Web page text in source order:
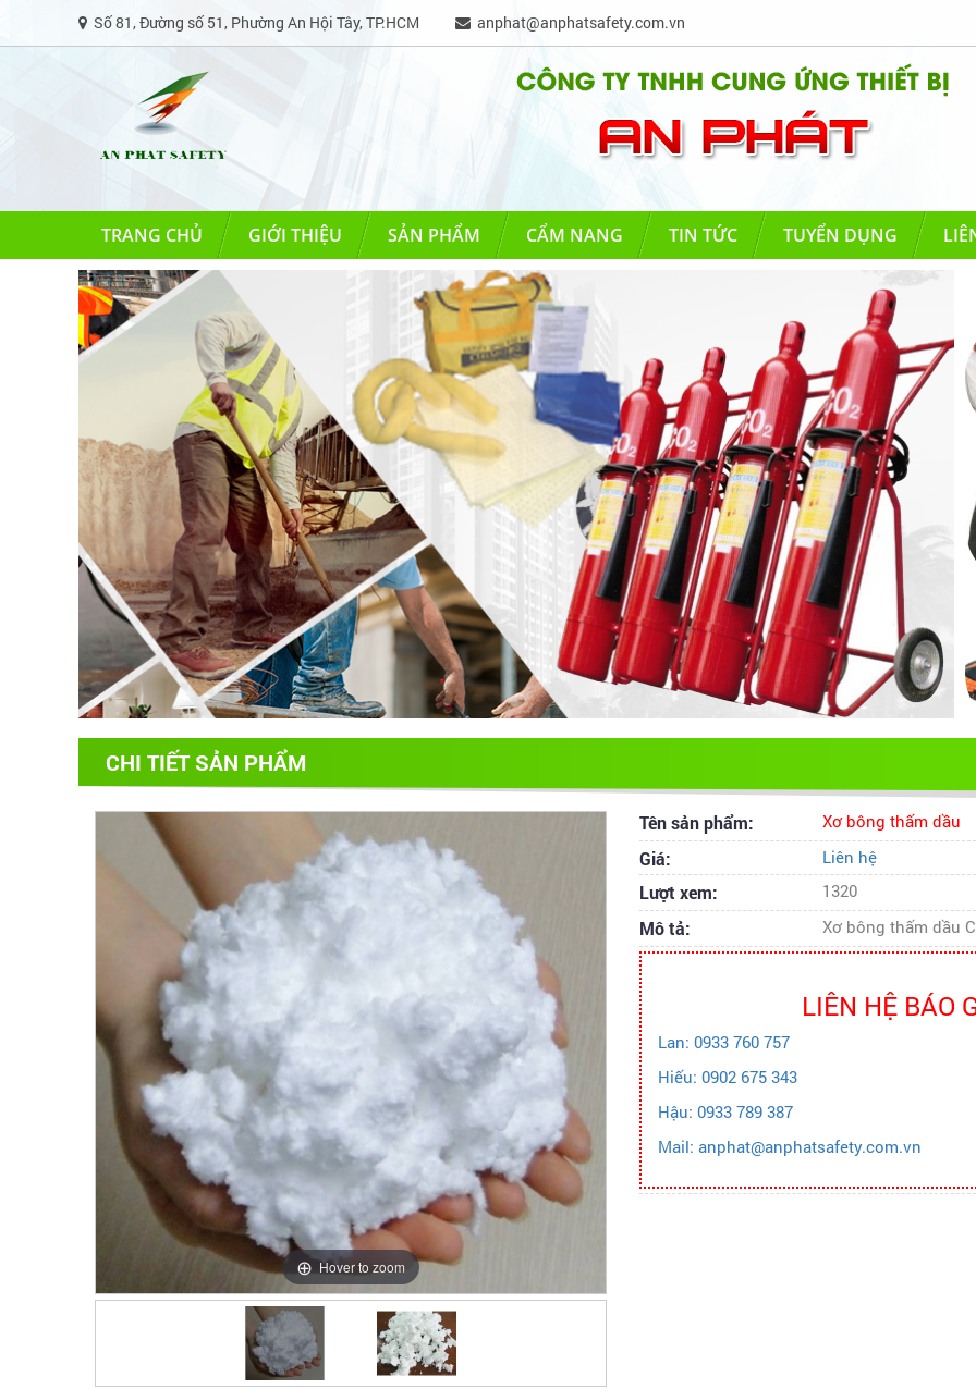
Số 81, Đường số 51, Phường An Hội Tây, TP.HCM anphat@anphatsafety.com.vn
TRANG CHỦ GIỚI THIỆU SẢN PHẨM CẨM NANG TIN TỨC TUYỂN DỤNG
CHI TIẾT SẢN PHẨM
Hover to zoom
Tên sản phẩm: Xơ bông thấm dầu
Giá: Liên hệ
Lượt xem: 1320
Mô tả: Xơ bông thấm dầu
LIÊN HỆ BÁO
Lan: 0933 760 757
Hiếu: 0902 675 343
Hậu: 0933 789 387
Mail: anphat@anphatsafety.com.vn